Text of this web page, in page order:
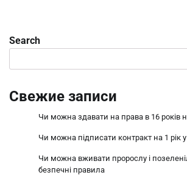
Search
Свежие записи
Чи можна здавати на права в 16 років
Чи можна підписати контракт на 1 рік
Чи можна вживати пророслу і
безпечні правила